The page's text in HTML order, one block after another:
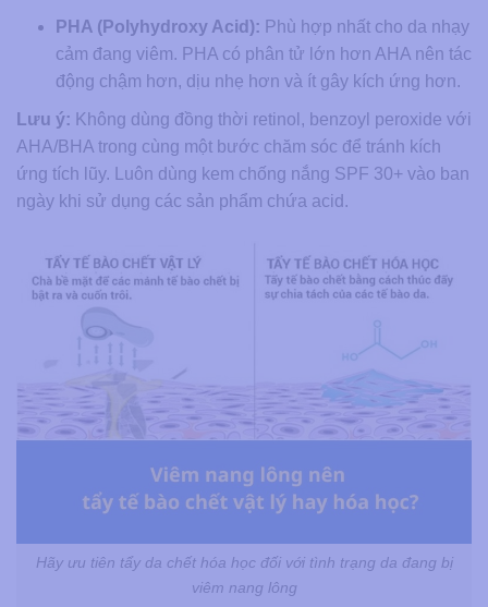
PHA (Polyhydroxy Acid): Phù hợp nhất cho da nhạy
cảm đang viêm. PHA có phân tử lớn hơn AHA nên tác
động chậm hơn, dịu nhẹ hơn và ít gây kích ứng hơn.
Lưu ý: Không dùng đồng thời retinol, benzoyl peroxide với
AHA/BHA trong cùng một bước chăm sóc để tránh kích
ứng tích lũy. Luôn dùng kem chống nắng SPF 30+ vào ban
ngày khi sử dụng các sản phẩm chứa acid.
Hãy ưu tiên tẩy da chết hóa học đối với tình trạng da đang bị
viêm nang lông